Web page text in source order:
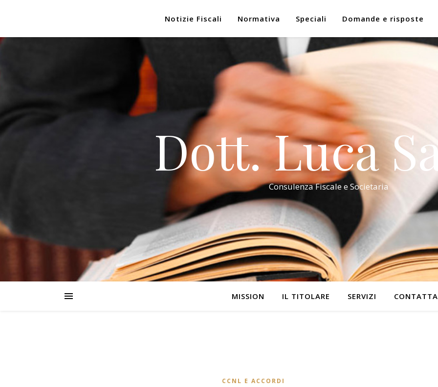
Notizie Fiscali Normativa Speciali Domande e risposte
Dott. Luca
Consulenza Fiscale e Societaria
MISSION IL TITOLARE SERVIZI
CCNL E ACCORDI